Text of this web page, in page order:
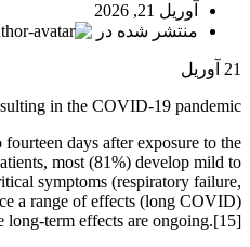
آوریل 21, 2026
منتشر شده در
21 آوریل
in the COVID-19 pandemic.
days after exposure to the
most (81%) develop mild to
symptoms (respiratory failure,
a range of effects (long COVID)
long-term effects are ongoing.[15]